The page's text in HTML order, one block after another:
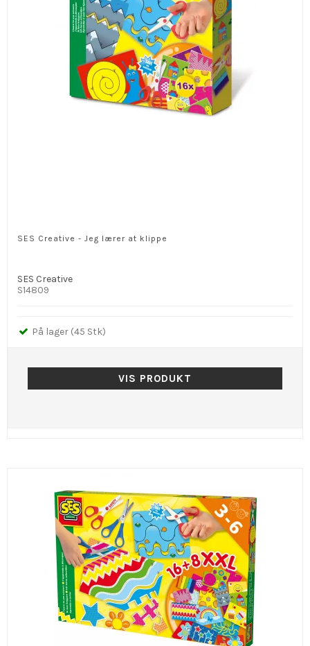
SES Creative - Jeg lærer at klippe
SES Creative
S14809
På lager (45 Stk)
VIS PRODUKT